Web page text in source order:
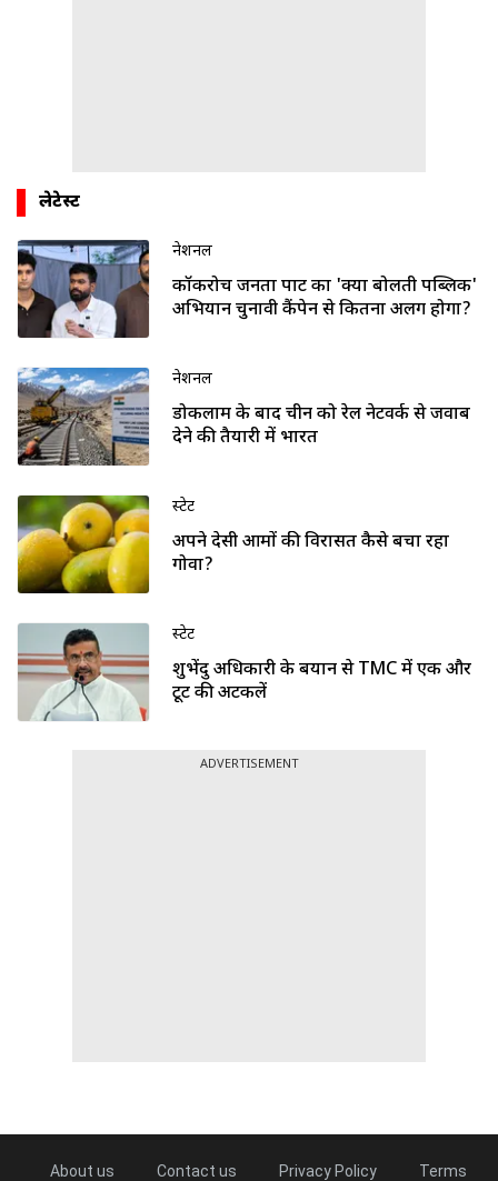
लेटेस्ट
नेशनल
कॉकरोच जनता पार्टी का 'क्या बोलती पब्लिक'
अभियान चुनावी कैंपेन से कितना अलग होगा?
नेशनल
डोकलाम के बाद चीन को रेल नेटवर्क से जवाब
देने की तैयारी में भारत
स्टेट
अपने देसी आमों की विरासत कैसे बचा रहा
गोवा?
स्टेट
शुभेंदु अधिकारी के बयान से TMC में एक और
टूट की अटकलें
ADVERTISEMENT
About us Contact us Privacy Policy Terms